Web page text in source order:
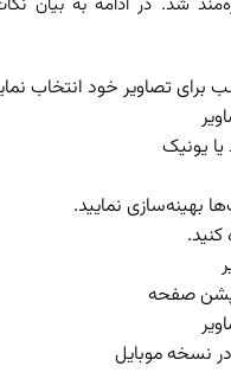
تصاویر خود انتخاب
یونیک
بهینه‌سازی نمایید.
صفحه
نسخه موبایل